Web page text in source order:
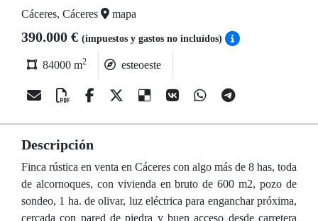
Cáceres, Cáceres mapa
390.000 € (impuestos y gastos no incluídos)
84000 m2 esteoeste
Descripción
Finca rústica en venta en Cáceres con algo más de 8 has, toda
de alcornoques, con vivienda en bruto de 600 m2, pozo de
sondeo, 1 ha. de olivar, luz eléctrica para enganchar próxima,
cercada con pared de piedra y buen acceso desde carretera